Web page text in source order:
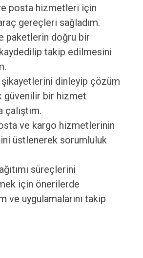
posta hizmetleri için
gereçleri sağladım.
paketlerin doğru bir
takip edilmesini
dinleyip çözüm
güvenilir bir hizmet
çalıştım.
ve kargo hizmetlerinin
üstlenerek sorumluluk
süreçlerini
için önerilerde
ve uygulamalarını takip